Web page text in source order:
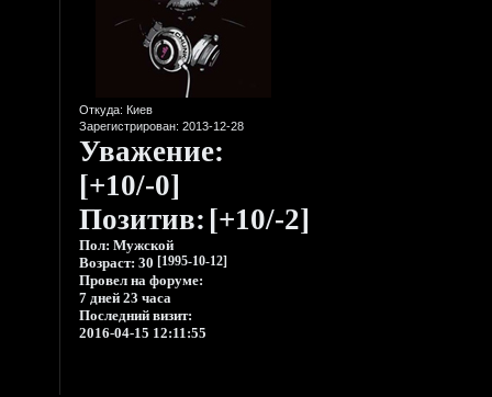
Откуда: Киев
Зарегистрирован: 2013-12-28
Уважение:
[+10/-0]
Позитив: [+10/-2]
Пол: Мужской
Возраст: 30 [1995-10-12]
Провел на форуме:
7 дней 23 часа
Последний визит:
2016-04-15 12:11:55